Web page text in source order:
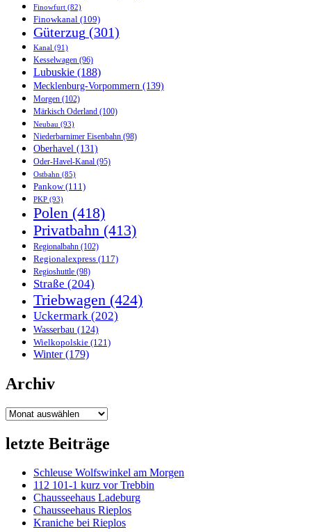
Finowfurt (82)
Finowkanal (109)
Güterzug (301)
Kanal (91)
Kesselwagen (96)
Lubuskie (188)
Mecklenburg-Vorpommern (139)
Morgen (102)
Märkisch Oderland (100)
Neubau (93)
Niederbarnimer Eisenbahn (98)
Oberhavel (131)
Oder-Havel-Kanal (95)
Ostbahn (85)
Pankow(111)
PKP (93)
Polen (418)
Privatbahn (413)
Regionalbahn (102)
Regionalexpress (117)
Regioshuttle (98)
Straße (204)
Triebwagen (424)
Uckermark (202)
Wasserbau (124)
Wielkopolskie (121)
Winter(179)
Archiv
Archiv
letzte Beiträge
Schleuse Wolfswinkel am Morgen
112 101-1 kurz vor Trebbin
Chausseehaus Ladeburg
Chausseehaus Rieplos
Kraniche bei Rieplos